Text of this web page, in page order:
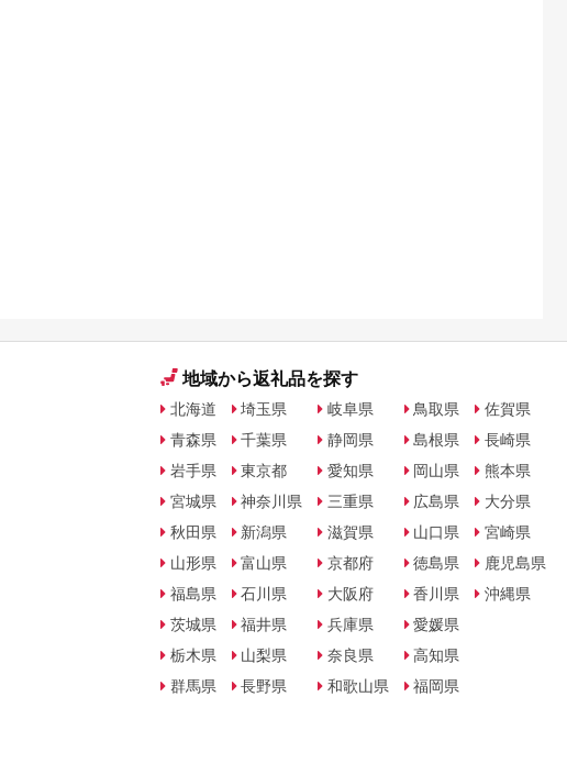
地域から返礼品を探す
北海道
青森県
岩手県
宮城県
秋田県
山形県
福島県
茨城県
栃木県
群馬県
埼玉県
千葉県
東京都
神奈川県
新潟県
富山県
石川県
福井県
山梨県
長野県
岐阜県
静岡県
愛知県
三重県
滋賀県
京都府
大阪府
兵庫県
奈良県
和歌山県
鳥取県
島根県
岡山県
広島県
山口県
徳島県
香川県
愛媛県
高知県
福岡県
佐賀県
長崎県
熊本県
大分県
宮崎県
鹿児島県
沖縄県